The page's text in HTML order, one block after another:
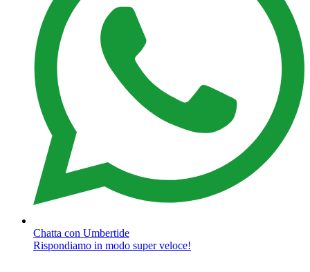
Chatta con Umbertide
Rispondiamo in modo super veloce!